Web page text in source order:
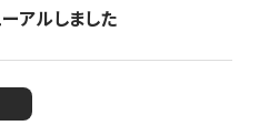
アルしました